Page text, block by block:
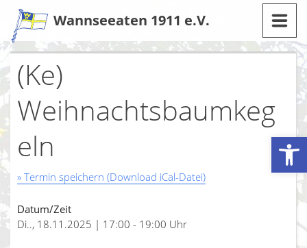
Werkzeugleiste öffnen
Zum
Inhalt
Wannseeaten 1911 e.V.
(Ke)
Weihnachtsbaumkeg
eln
» Termin speichern (Download iCal-Datei)
Datum/Zeit
Di.., 18.11.2025 | 17:00 - 19:00 Uhr